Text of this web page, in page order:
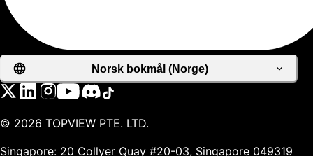
Norsk bokmål (Norge)
© 2026 TOPVIEW PTE. LTD.
Singapore: 20 Collyer Quay #20-03, Singapore 049319